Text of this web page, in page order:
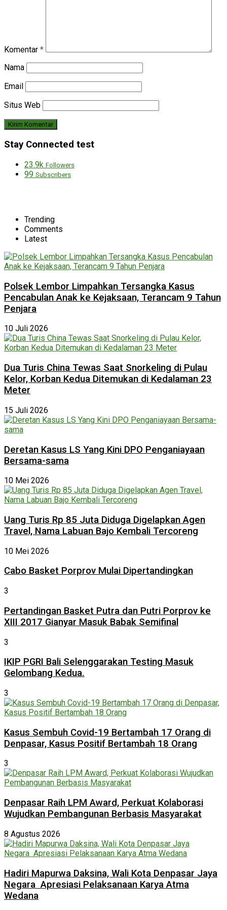
Komentar *
Nama
Email
Situs Web
Stay Connected test
23.9k Followers
99 Subscribers
Trending
Comments
Latest
Polsek Lembor Limpahkan Tersangka Kasus
Pencabulan Anak ke Kejaksaan, Terancam 9 Tahun
Penjara
10 Juli 2026
Dua Turis China Tewas Saat Snorkeling di Pulau
Kelor, Korban Kedua Ditemukan di Kedalaman 23
Meter
15 Juli 2026
Deretan Kasus LS Yang Kini DPO Penganiayaan
Bersama-sama
10 Mei 2026
Uang Turis Rp 85 Juta Diduga Digelapkan Agen
Travel, Nama Labuan Bajo Kembali Tercoreng
10 Mei 2026
Cabo Basket Porprov Mulai Dipertandingkan
3
Pertandingan Basket Putra dan Putri Porprov ke
XIII 2017 Gianyar Masuk Babak Semifinal
3
IKIP PGRI Bali Selenggarakan Testing Masuk
Gelombang Kedua.
3
Kasus Sembuh Covid-19 Bertambah 17 Orang di
Denpasar, Kasus Positif Bertambah 18 Orang
3
Denpasar Raih LPM Award, Perkuat Kolaborasi
Wujudkan Pembangunan Berbasis Masyarakat
8 Agustus 2026
Hadiri Mapurwa Daksina, Wali Kota Denpasar Jaya
Negara Apresiasi Pelaksanaan Karya Atma
Wedana